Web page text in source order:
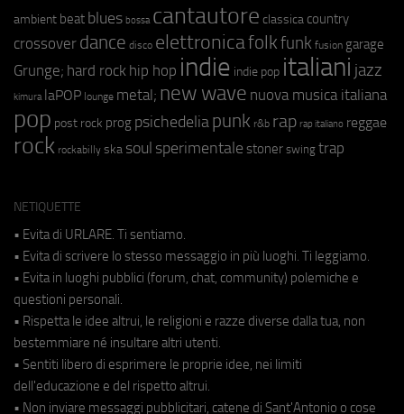
ambient beat blues bossa cantautore classica country
crossover dance disco elettronicafolkfunk fusion garage
Grunge; hard rock hip hop indie indie pop italiani jazz
kimura laPOP lounge metal; new wave nuova musica italiana
pop post rock prog psichedeliapunk r&b rap rap italiano reggae
rock rockabilly ska soul sperimentale stoner swing trap
NETIQUETTE
• Evita di URLARE. Ti sentiamo.
• Evita di scrivere lo stesso messaggio in più luoghi. Ti leggiamo.
• Evita in luoghi pubblici (forum, chat, community) polemiche e
questioni personali.
• Rispetta le idee altrui, le religioni e razze diverse dalla tua, non
bestemmiare né insultare altri utenti.
• Sentiti libero di esprimere le proprie idee, nei limiti
dell'educazione e del rispetto altrui.
• Non inviare messaggi pubblicitari, catene di Sant'Antonio o cose